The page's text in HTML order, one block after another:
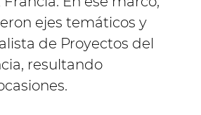
ejes temáticos y
de Proyectos del
resultando